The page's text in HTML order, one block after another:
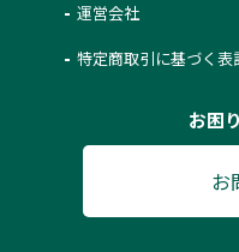
運営会社
特定商取引に基づく表
お困
お